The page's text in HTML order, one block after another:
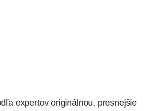
expertov originálnou, presnejšie